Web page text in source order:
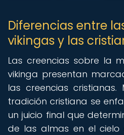
Diferencias entre
vikingas y las
Las creencias sobre la
vikinga presentan
las creencias
tradición cristiana se
un juicio final que
de las almas en el cielo